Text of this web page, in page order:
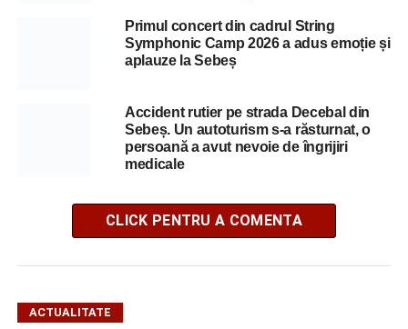
Primul concert din cadrul String
Symphonic Camp 2026 a adus emoție și
aplauze la Sebeș
Accident rutier pe strada Decebal din
Sebeș. Un autoturism s-a răsturnat, o
persoană a avut nevoie de îngrijiri
medicale
CLICK PENTRU A COMENTA
ACTUALITATE